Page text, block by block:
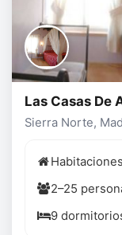
Las Casas De
Sierra Norte,
2–25
9